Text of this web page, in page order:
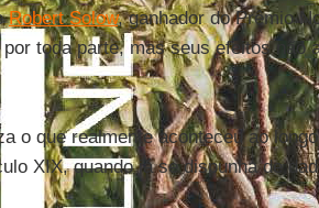
Robert Solow, ganhador do Prêmio
toda parte, mas seus efeitos não
o que realmente aconteceu ao
XIX, quando já se dispunha de